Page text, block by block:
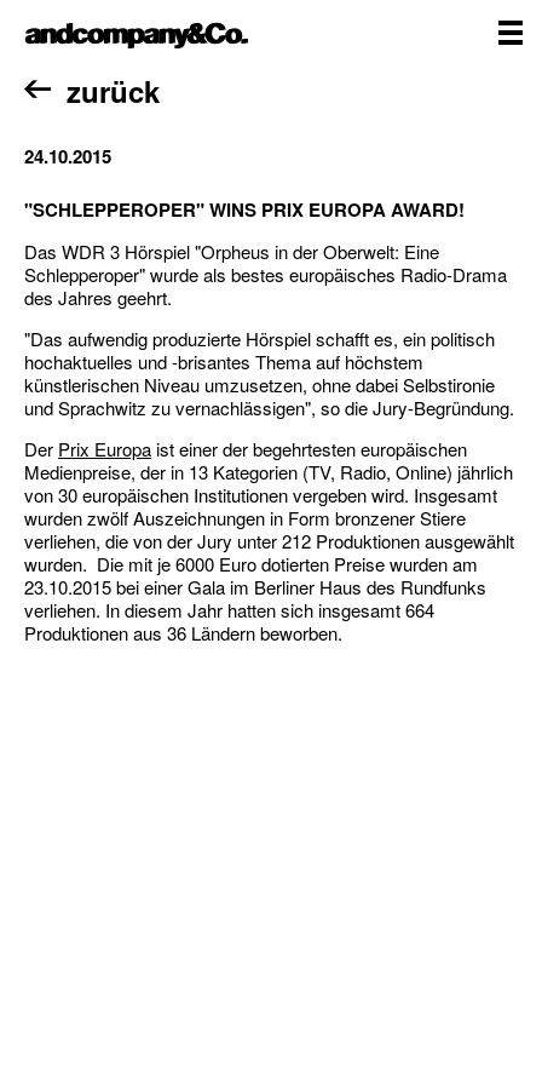
Inhalt
andcompany&Co
Homezurück
24.10.2015
"SCHLEPPEROPER" WINS PRIX EUROPA AWARD!
Das WDR 3 Hörspiel "Orpheus in der Oberwelt: Eine
Schlepperoper" wurde als bestes europäisches Radio-Drama
des Jahres geehrt.
"Das aufwendig produzierte Hörspiel schafft es, ein politisch
hochaktuelles und -brisantes Thema auf höchstem
künstlerischen Niveau umzusetzen, ohne dabei Selbstironie
und Sprachwitz zu vernachlässigen", so die Jury-Begründung.
Der Prix Europaist einer der begehrtesten europäischen
Medienpreise, der in 13 Kategorien (TV, Radio, Online) jährlich
von 30 europäischen Institutionen vergeben wird. Insgesamt
wurden zwölf Auszeichnungen in Form bronzener Stiere
verliehen, die von der Jury unter 212 Produktionen ausgewählt
wurden. Die mit je 6000 Euro dotierten Preise wurden am
23.10.2015 bei einer Gala im Berliner Haus des Rundfunks
verliehen. In diesem Jahr hatten sich insgesamt 664
Produktionen aus 36 Ländern beworben.